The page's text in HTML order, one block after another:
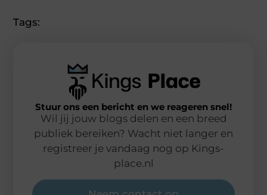
Tags:
Stuur ons een bericht en we reageren snel!
Wil jij jouw blogs delen en een breed
publiek bereiken? Wacht niet langer en
registreer je vandaag nog op Kings-
place.nl